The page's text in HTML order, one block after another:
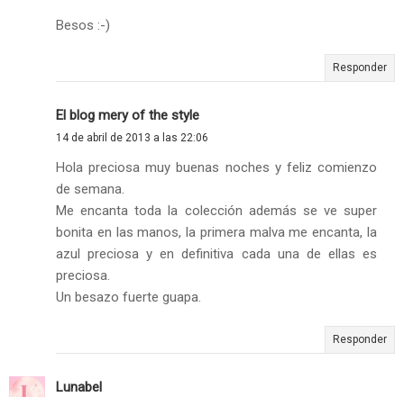
Besos :-)
Responder
El blog mery of the style
14 de abril de 2013 a las 22:06
Hola preciosa muy buenas noches y feliz comienzo
de semana.
Me encanta toda la colección además se ve super
bonita en las manos, la primera malva me encanta, la
azul preciosa y en definitiva cada una de ellas es
preciosa.
Un besazo fuerte guapa.
Responder
Lunabel